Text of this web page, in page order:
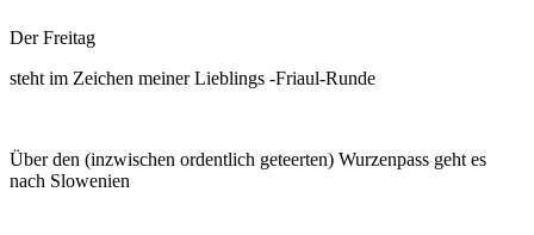
Der Freitag
steht im Zeichen meiner Lieblings -Friaul-Runde
Über den (inzwischen ordentlich geteerten) Wurzenpass geht es
nach Slowenien